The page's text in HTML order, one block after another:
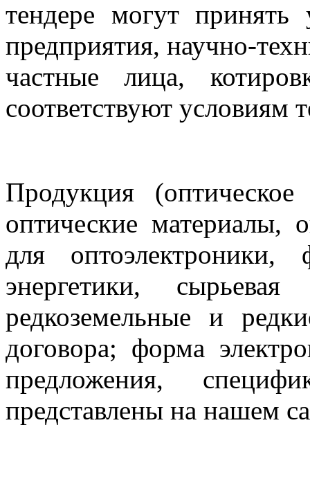
тендере могут принять
предприятия, научно-
частные лица,
соответствуют условиям
Продукция
оптические материалы,
для оптоэлектроники,
энергетики,
редкоземельные и
договора; форма
предложения,
представлены на нашем